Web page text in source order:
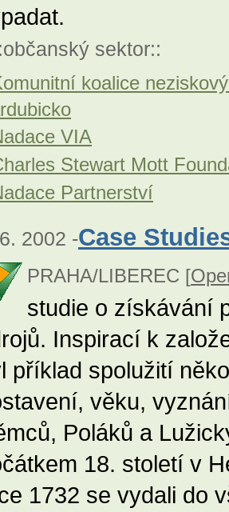
občanský sektor::
koalice
VIA
Stewart Mott
Partnerství
2002 -Case
PRAHA/LIBEREC [
studie o získávání
Inspirací k
příklad spolužití
věku,
Poláků a
18. století v
1732 se vydali do